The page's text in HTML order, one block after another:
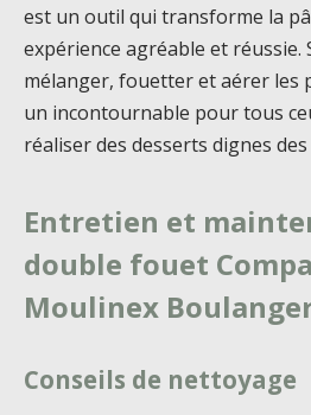
est un outil qui transforme la
expérience agréable et réussie.
mélanger, fouetter et aérer les
un incontournable pour tous
réaliser des desserts dignes
Entretien et
double fouet
Moulinex
Conseils de nettoyage